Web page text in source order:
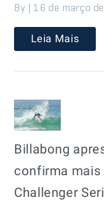
By | 16 de março
Leia Mais
Billabong
confirma mais
Challenger